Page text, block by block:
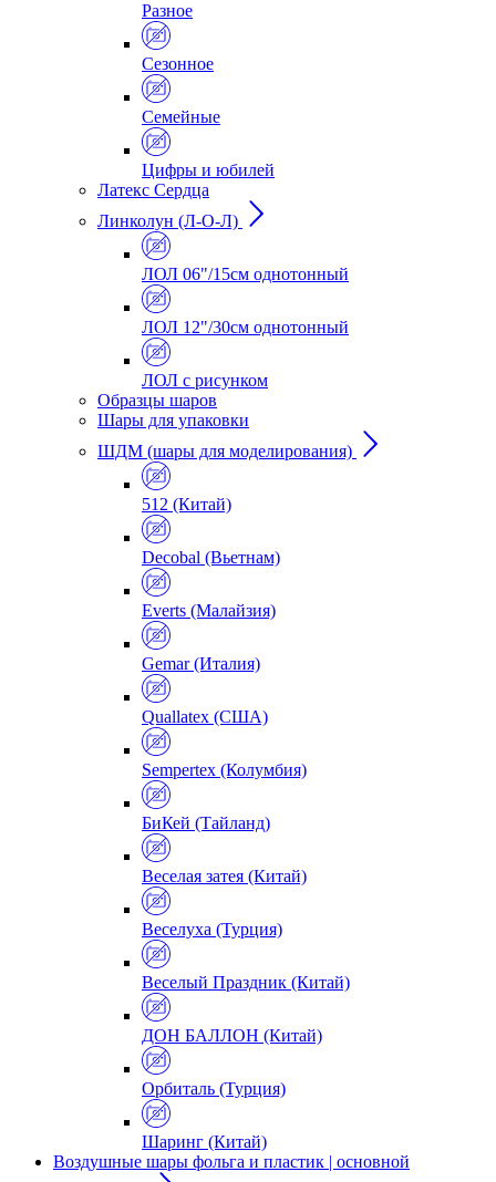
Разное
Сезонное
Семейные
Цифры и юбилей
Латекс Сердца
Линколун (Л-О-Л)
ЛОЛ 06"/15см однотонный
ЛОЛ 12"/30см однотонный
ЛОЛ с рисунком
Образцы шаров
Шары для упаковки
ШДМ (шары для моделирования)
512 (Китай)
Decobal (Вьетнам)
Everts (Малайзия)
Gemar (Италия)
Quallatex (США)
Sempertex (Колумбия)
БиКей (Тайланд)
Веселая затея (Китай)
Веселуха (Турция)
Веселый Праздник (Китай)
ДОН БАЛЛОН (Китай)
Орбиталь (Турция)
Шаринг (Китай)
Воздушные шары фольга и пластик | основной